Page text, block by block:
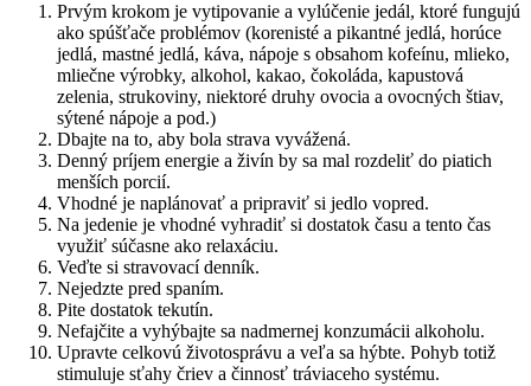
Prvým krokom je vytipovanie a vylúčenie jedál, ktoré fungujú
ako spúšťače problémov (korenisté a pikantné jedlá, horúce
jedlá, mastné jedlá, káva, nápoje s obsahom kofeínu, mlieko,
mliečne výrobky, alkohol, kakao, čokoláda, kapustová
zelenia, strukoviny, niektoré druhy ovocia a ovocných štiav,
sýtené nápoje a pod.)
Dbajte na to, aby bola strava vyvážená.
Denný príjem energie a živín by sa mal rozdeliť do piatich
menších porcií.
Vhodné je naplánovať a pripraviť si jedlo vopred.
Na jedenie je vhodné vyhradiť si dostatok času a tento čas
využiť súčasne ako relaxáciu.
Veďte si stravovací denník.
Nejedzte pred spaním.
Pite dostatok tekutín.
Nefajčite a vyhýbajte sa nadmernej konzumácii alkoholu.
Upravte celkovú životosprávu a veľa sa hýbte. Pohyb totiž
stimuluje sťahy čriev a činnosť tráviaceho systému.